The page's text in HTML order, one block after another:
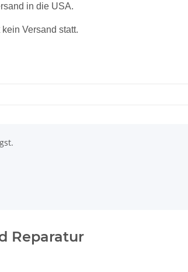
in die USA.
Versand statt.
Reparatur